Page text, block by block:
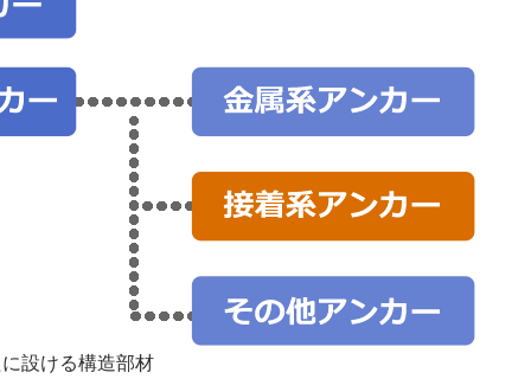
設ける構造部材